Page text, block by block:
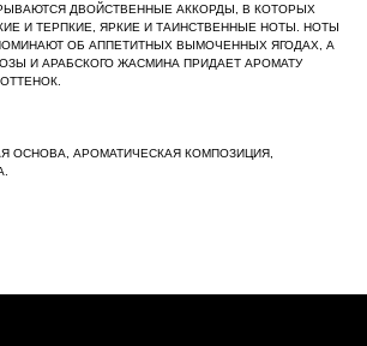
ДВОЙСТВЕННЫЕ АККОРДЫ, В КОТОРЫХ
И ТЕРПКИЕ, ЯРКИЕ И ТАИНСТВЕННЫЕ НОТЫ. НОТЫ
ОБ АППЕТИТНЫХ ВЫМОЧЕННЫХ ЯГОДАХ, А
И АРАБСКОГО ЖАСМИНА ПРИДАЕТ АРОМАТУ
ОСНОВА, АРОМАТИЧЕСКАЯ КОМПОЗИЦИЯ,